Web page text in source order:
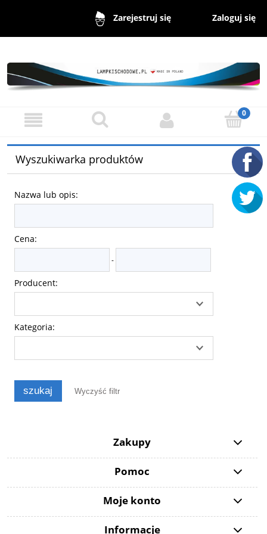
Zarejestruj się Zaloguj się
Wyszukiwarka produktów
Nazwa lub opis:
Cena:
-
Producent:
Kategoria:
szukaj Wyczyść filtr
Zakupy
Pomoc
Moje konto
Informacje